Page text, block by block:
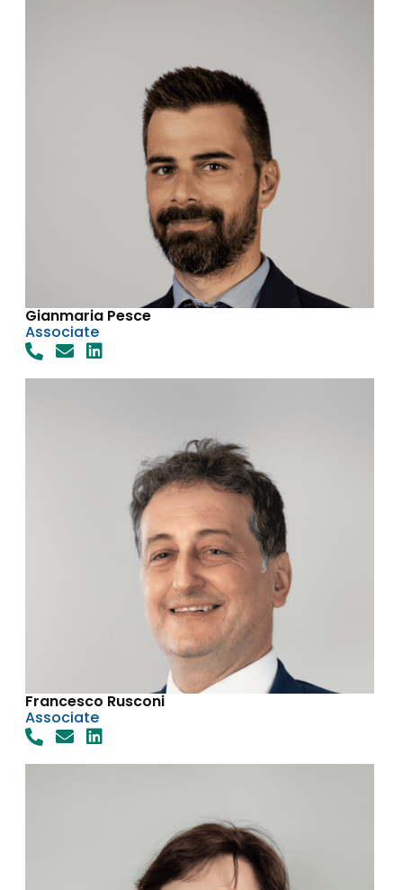
Gianmaria Pesce
Associate
Francesco Rusconi
Associate